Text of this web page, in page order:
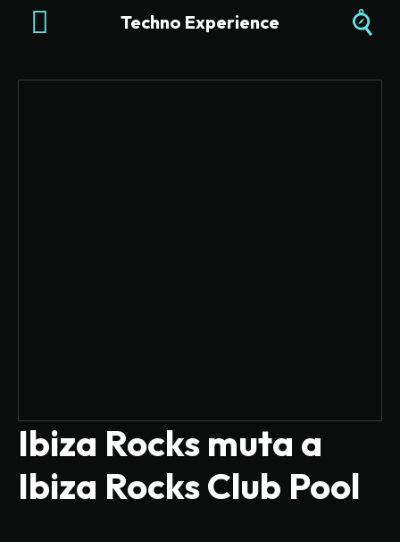
Techno Experience
Ibiza Rocks muta a
Ibiza Rocks Club Pool